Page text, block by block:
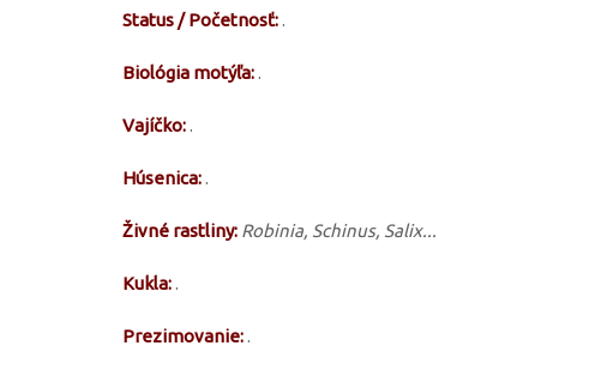
Status / Početnosť:.
Biológia motýľa:.
Vajíčko:.
Húsenica:.
Živné rastliny: Robinia, Schinus, Salix...
Kukla:.
Prezimovanie:.